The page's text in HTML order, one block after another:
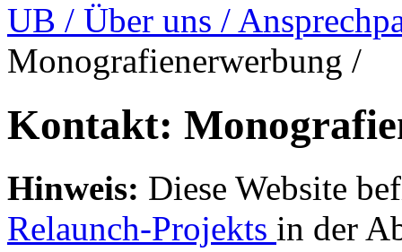
UB / Über uns /
Monografienerwerbung /
Kontakt:
Hinweis: Diese Website
Relaunch-Projekts in der